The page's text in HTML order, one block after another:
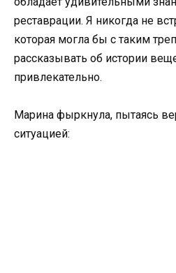
реставрации. Я никогда не
которая могла бы с таким
рассказывать об истории
привлекательно.
Марина фыркнула, пытаясь
ситуацией: